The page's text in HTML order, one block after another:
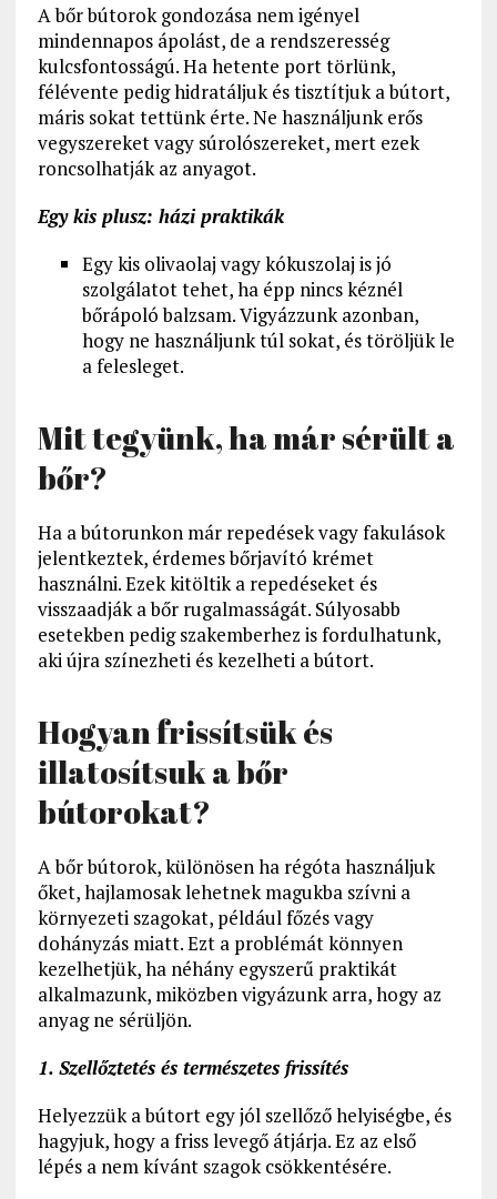
A bőr bútorok gondozása nem igényel
mindennapos ápolást, de a rendszeresség
kulcsfontosságú. Ha hetente port törlünk,
félévente pedig hidratáljuk és tisztítjuk a bútort,
máris sokat tettünk érte. Ne használjunk erős
vegyszereket vagy súrolószereket, mert ezek
roncsolhatják az anyagot.
Egy kis plusz: házi praktikák
Egy kis olivaolaj vagy kókuszolaj is jó
szolgálatot tehet, ha épp nincs kéznél
bőrápoló balzsam. Vigyázzunk azonban,
hogy ne használjunk túl sokat, és töröljük le
a felesleget.
Mit tegyünk, ha már sérült a
bőr?
Ha a bútorunkon már repedések vagy fakulások
jelentkeztek, érdemes bőrjavító krémet
használni. Ezek kitöltik a repedéseket és
visszaadják a bőr rugalmasságát. Súlyosabb
esetekben pedig szakemberhez is fordulhatunk,
aki újra színezheti és kezelheti a bútort.
Hogyan frissítsük és
illatosítsuk a bőr
bútorokat?
A bőr bútorok, különösen ha régóta használjuk
őket, hajlamosak lehetnek magukba szívni a
környezeti szagokat, például főzés vagy
dohányzás miatt. Ezt a problémát könnyen
kezelhetjük, ha néhány egyszerű praktikát
alkalmazunk, miközben vigyázunk arra, hogy az
anyag ne sérüljön.
1. Szellőztetés és természetes frissítés
Helyezzük a bútort egy jól szellőző helyiségbe, és
hagyjuk, hogy a friss levegő átjárja. Ez az első
lépés a nem kívánt szagok csökkentésére.